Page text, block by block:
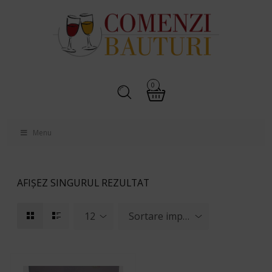
0
Menu
AFIȘEZ SINGURUL REZULTAT
12 Sortare implicită